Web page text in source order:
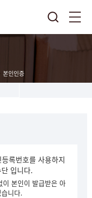
본인인증
록번호를 사용하지
입니다.
본인이 발급받은 아
니다.